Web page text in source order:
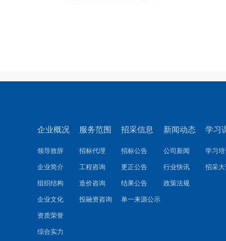
企业概况
领导致辞
企业简介
组织结构
企业文化
资质荣誉
综合实力
服务范围
招标代理
工程咨询
造价咨询
投融资咨询
招采信息
招标公告
更正公告
结果公告
单一来源公示
新闻动态
公司新闻
行业快讯
政策法规
学习
学习
招采